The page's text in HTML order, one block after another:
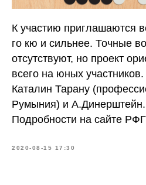
К участию приглашаются
го кю и сильнее. Точные
отсутствуют, но проект
всего на юных
Каталин Тарану
Румыния) и А.Динерштейн.
Подробности на сайте РФГ
2020-08-15 17:30